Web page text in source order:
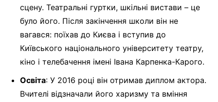
сцену. Театральні гуртки, шкільні вистави – це
було його. Після закінчення школи він не
вагався: поїхав до Києва і вступив до
Київського національного університету театру,
кіно і телебачення імені Івана Карпенка-Карого.
Освіта: У 2016 році він отримав диплом актора.
Вчителі відзначали його харизму та вміння